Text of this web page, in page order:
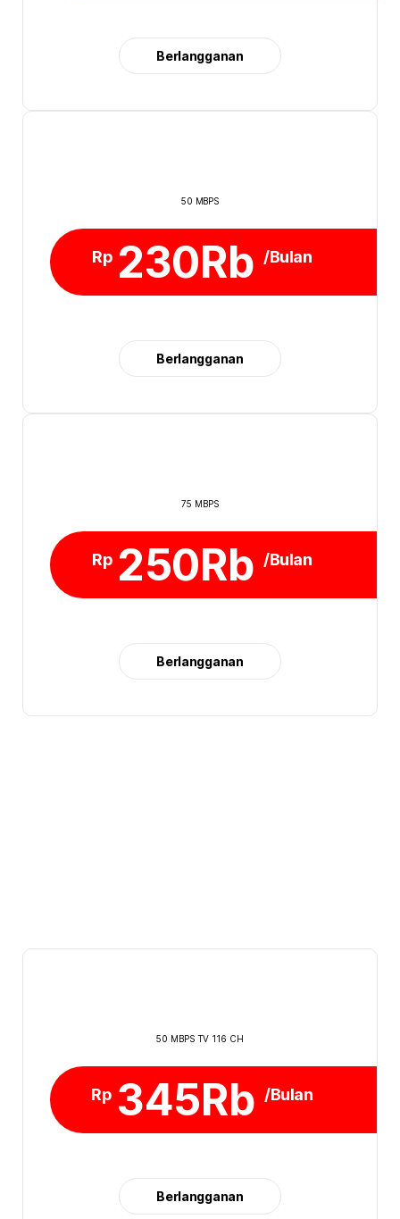
Berlangganan
50 MBPS
Rp 230Rb /Bulan
Berlangganan
75 MBPS
Rp 250Rb /Bulan
Berlangganan
50 MBPS TV 116 CH
Rp 345Rb /Bulan
Berlangganan